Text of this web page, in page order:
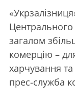
Центрального
загалом
комерцію –
харчування
прес-служба